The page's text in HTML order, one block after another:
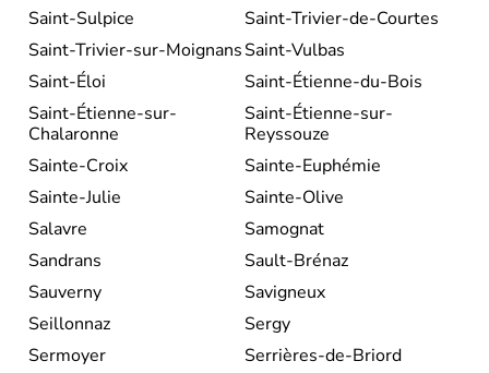
Saint-Sulpice
Saint-Trivier-de-Courtes
Saint-Trivier-sur-MoignansSaint-Vulbas
Saint-Éloi
Saint-Étienne-du-Bois
Saint-Étienne-sur-
Chalaronne
Saint-Étienne-sur-
Reyssouze
Sainte-Croix
Sainte-Euphémie
Sainte-Julie
Sainte-Olive
Salavre
Samognat
Sandrans
Sault-Brénaz
Sauverny
Savigneux
Seillonnaz
Sergy
Sermoyer
Serrières-de-Briord